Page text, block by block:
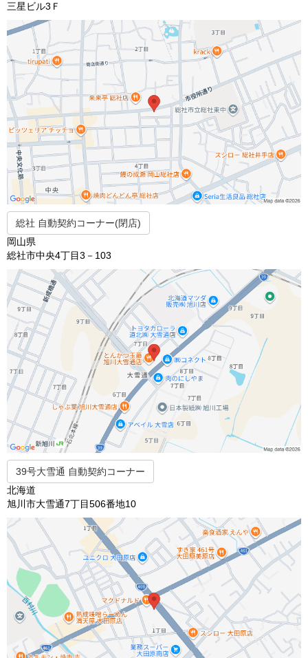
三星ビル3Ｆ
総社 自動契約コーナー(閉店)
岡山県
総社市中央4丁目3－103
39号大雪通 自動契約コーナー
北海道
旭川市大雪通7丁目506番地10